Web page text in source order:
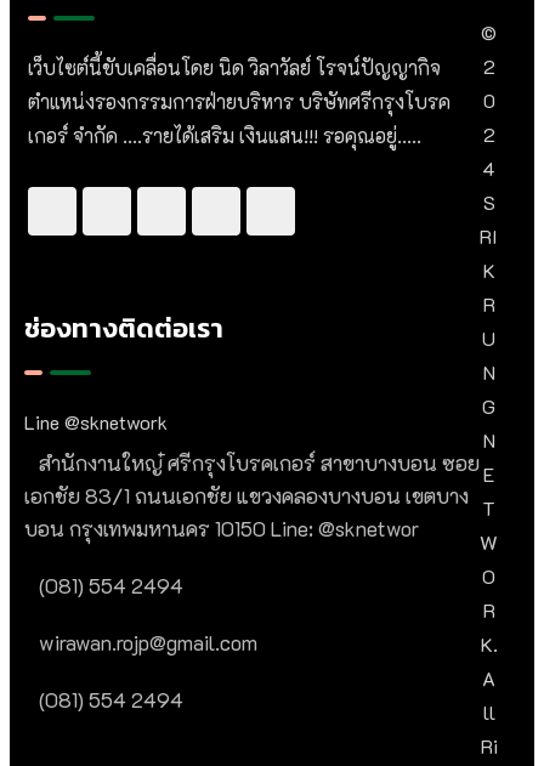
เว็บไซต์นี้ขับเคลื่อนโดย นิด วิลาวัลย์​ โรจน์ปัญญากิจ
ตำแหน่งรองกรรมการฝ่ายบริหาร บริษัทศรีกรุงโบรค
เกอร์ จำกัด ....รายได้เสริม เงินแสน!!! รอคุณอยู่.....
ช่องทางติดต่อเรา
Line @sknetwork
สำนักงานใหญ๋ ศรีกรุงโบรคเกอร์ สาขาบางบอน ซอย
เอกชัย 83/1 ถนนเอกชัย แขวงคลองบางบอน เขตบาง
บอน กรุงเทพมหานคร 10150 Line: @sknetwor
(081) 554 2494​
wirawan.rojp@gmail.com
(081) 554 2494​
©
2
0
2
4
S
RI
K
R
U
N
G
N
E
T
W
O
R
K.
A
Ll
Ri